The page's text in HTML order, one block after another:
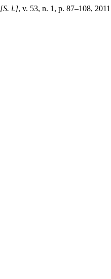
[S. l.], v. 53, n. 1, p. 87–108,